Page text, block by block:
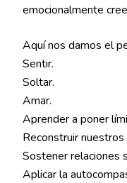
emocionalmente
Aquí nos damos el
Sentir.
Soltar.
Amar.
Aprender a poner
Reconstruir
Sostener relaciones
Aplicar la